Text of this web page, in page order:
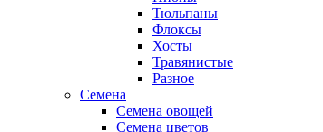
Тюльпаны
Флоксы
Хосты
Травянистые
Разное
Семена
Семена овощей
Семена цветов